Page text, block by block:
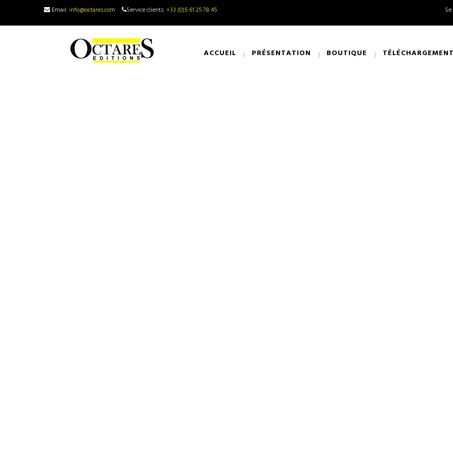
Email: info@octares.com Service clients: +33 (0)5 61 25 78 45
ACCUEIL PRÉSENTATION BOUTIQUE